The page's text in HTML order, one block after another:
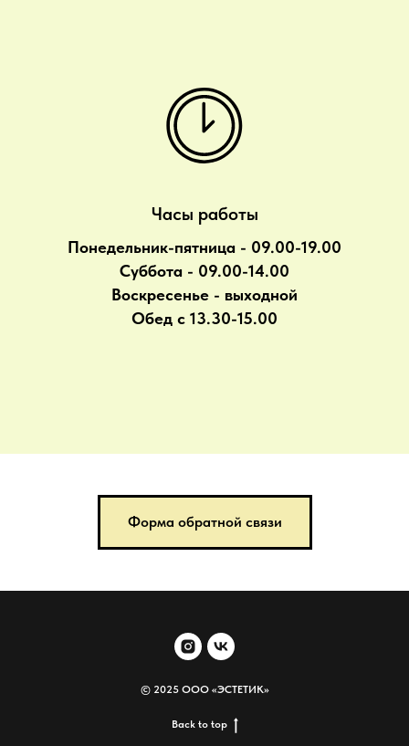
Часы работы
Понедельник-пятница - 09.00-19.00
Суббота - 09.00-14.00
Воскресенье - выходной
Обед с 13.30-15.00
Форма обратной связи
© 2025 ООО «ЭСТЕТИК»
Back to top